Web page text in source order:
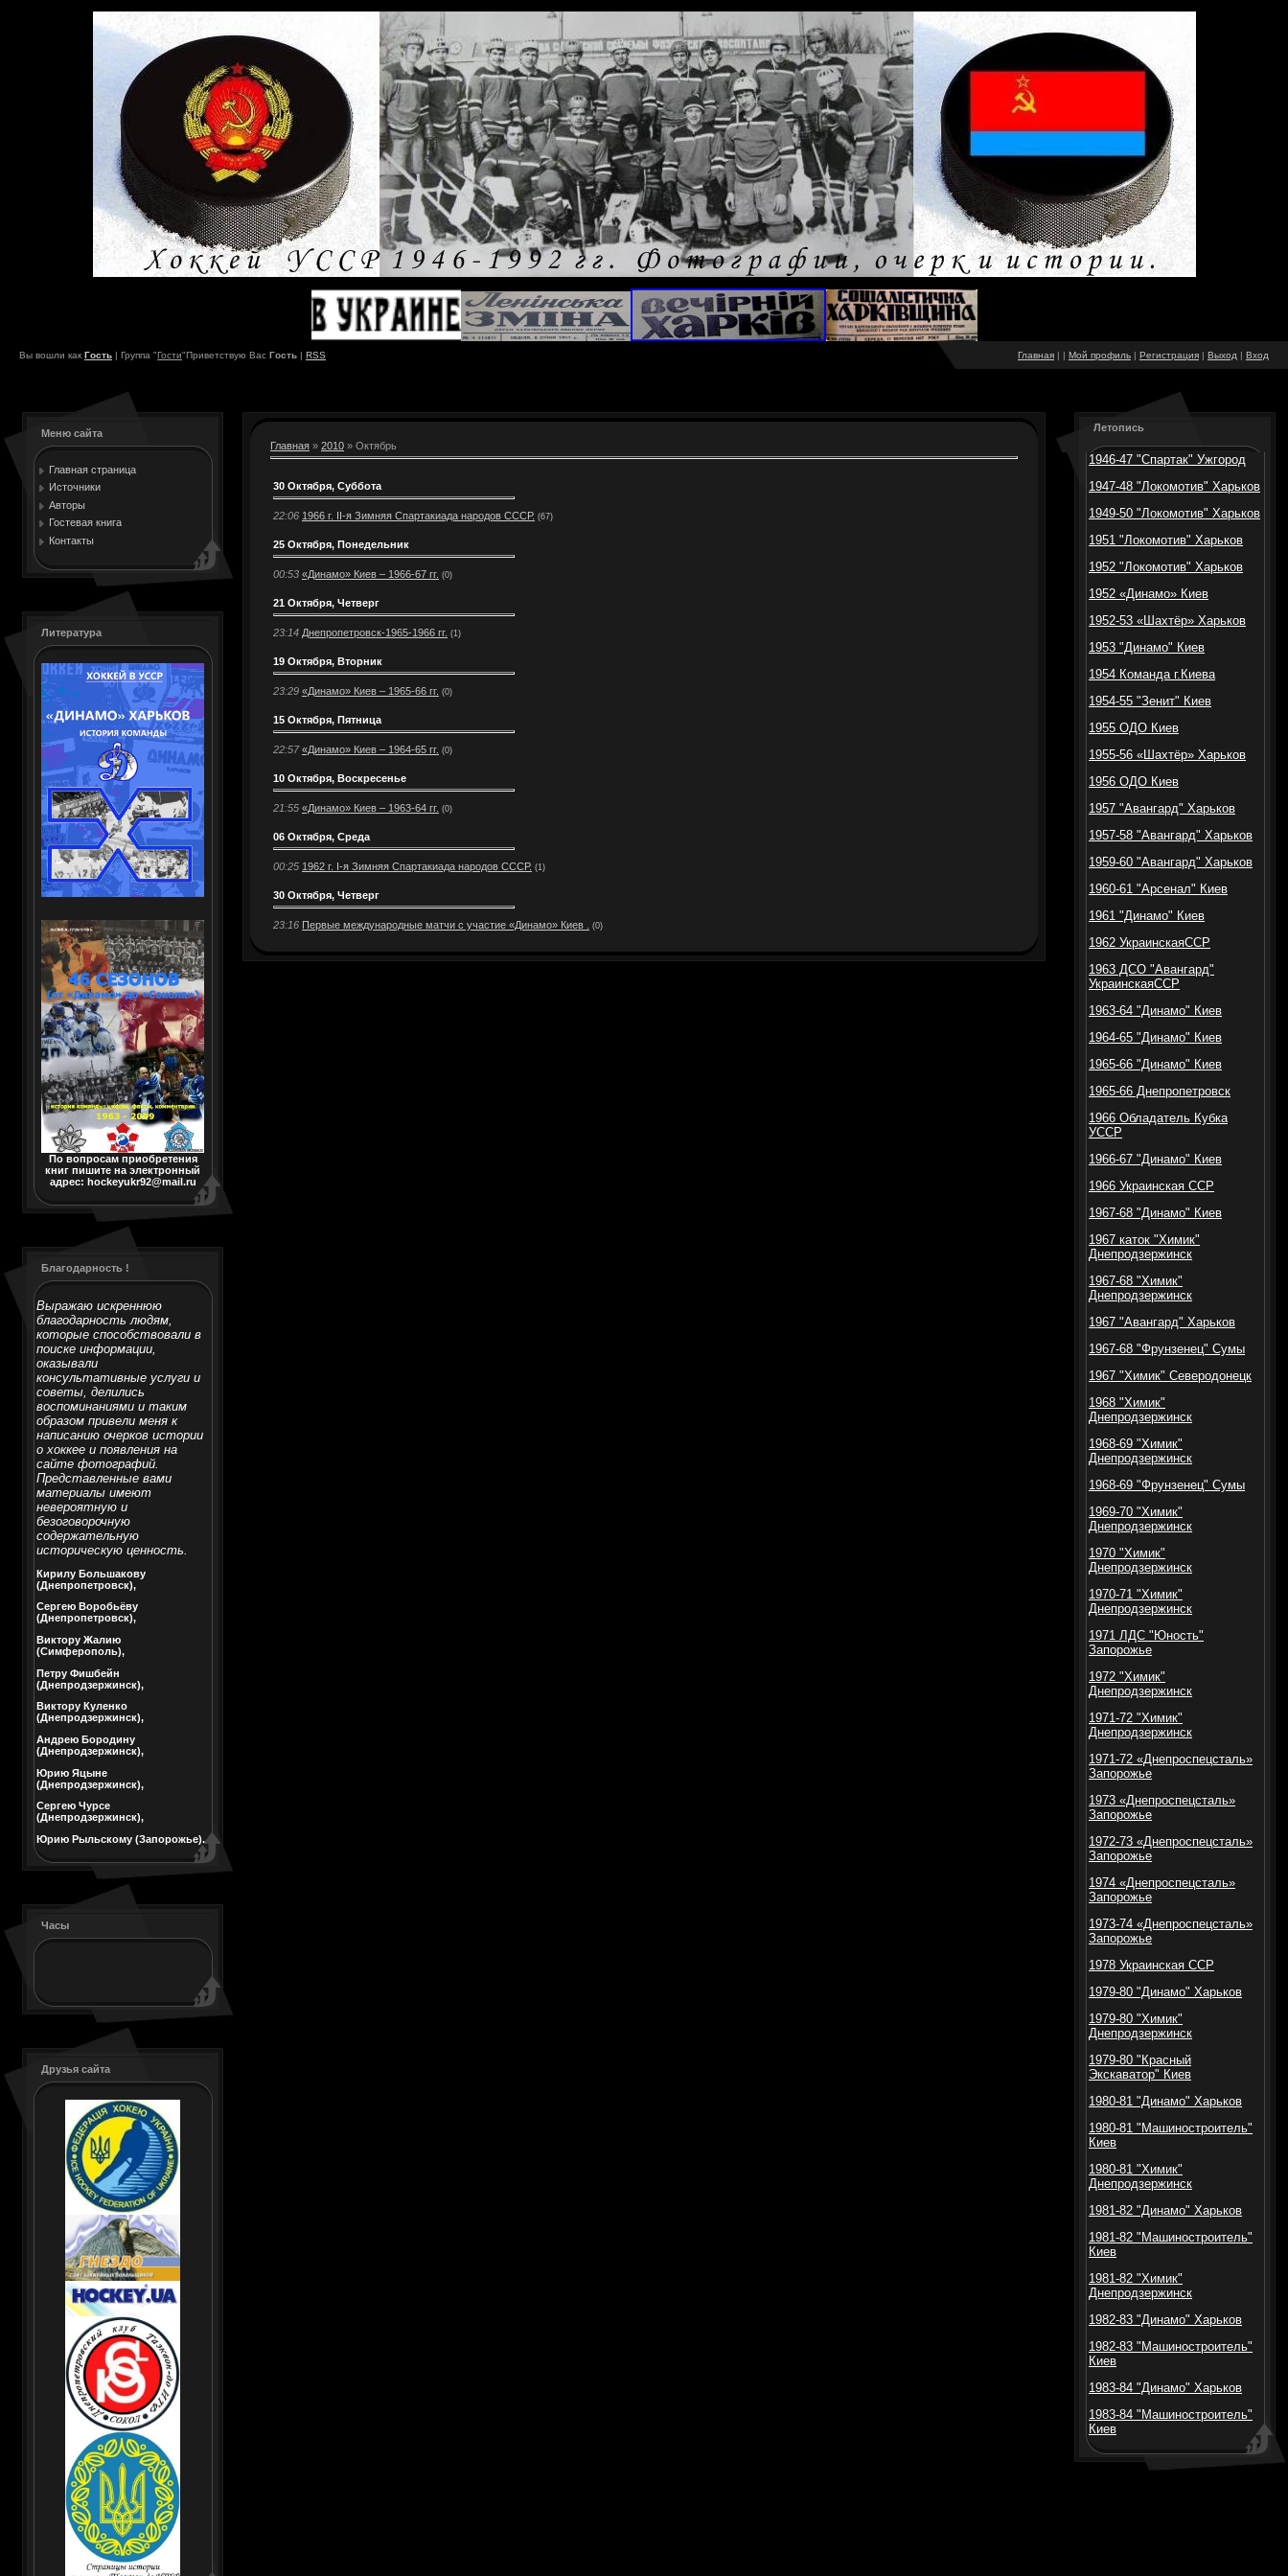
Вы вошли как Гость | Группа "Гости"Приветствую Вас Гость | RSS Главная | | Мой профиль | Регистрация | Выход | Вход
Меню сайта
Главная страница
Источники
Авторы
Гостевая книга
Контакты
Литература
По вопросам приобретения
книг пишите на электронный
адрес: hockeyukr92@mail.ru
Благодарность !
Выражаю искреннюю
благодарность людям,
которые способствовали в
поиске информации,
оказывали
консультативные услуги и
советы, делились
воспоминаниями и таким
образом привели меня к
написанию очерков истории
о хоккее и появления на
сайте фотографий.
Представленные вами
материалы имеют
невероятную и
безоговорочную
содержательную
историческую ценность.
Кирилу Большакову
(Днепропетровск),
Сергею Воробьёву
(Днепропетровск),
Виктору Жалию
(Симферополь),
Петру Фишбейн
(Днепродзержинск),
Виктору Куленко
(Днепродзержинск),
Андрею Бородину
(Днепродзержинск),
Юрию Яцыне
(Днепродзержинск),
Сергею Чурсе
(Днепродзержинск),
Юрию Рыльскому (Запорожье).
Часы
Друзья сайта
Главная » 2010 » Октябрь
30 Октября, Суббота
22:06 1966 г. II-я Зимняя Спартакиада народов СССР. (67)
25 Октября, Понедельник
00:53 «Динамо» Киев – 1966-67 гг. (0)
21 Октября, Четверг
23:14 Днепропетровск-1965-1966 гг. (1)
19 Октября, Вторник
23:29 «Динамо» Киев – 1965-66 гг. (0)
15 Октября, Пятница
22:57 «Динамо» Киев – 1964-65 гг. (0)
10 Октября, Воскресенье
21:55 «Динамо» Киев – 1963-64 гг. (0)
06 Октября, Среда
00:25 1962 г. I-я Зимняя Спартакиада народов СССР. (1)
30 Октября, Четверг
23:16 Первые международные матчи с участие «Динамо» Киев . (0)
Летопись
1946-47 "Спартак" Ужгород
1947-48 "Локомотив" Харьков
1949-50 "Локомотив" Харьков
1951 "Локомотив" Харьков
1952 "Локомотив" Харьков
1952 «Динамо» Киев
1952-53 «Шахтёр» Харьков
1953 "Динамо" Киев
1954 Команда г.Киева
1954-55 "Зенит" Киев
1955 ОДО Киев
1955-56 «Шахтёр» Харьков
1956 ОДО Киев
1957 "Авангард" Харьков
1957-58 "Авангард" Харьков
1959-60 "Авангард" Харьков
1960-61 "Арсенал" Киев
1961 "Динамо" Киев
1962 УкраинскаяССР
1963 ДСО "Авангард"
УкраинскаяССР
1963-64 "Динамо" Киев
1964-65 "Динамо" Киев
1965-66 "Динамо" Киев
1965-66 Днепропетровск
1966 Обладатель Кубка
УССР
1966-67 "Динамо" Киев
1966 Украинская ССР
1967-68 "Динамо" Киев
1967 каток "Химик"
Днепродзержинск
1967-68 "Химик"
Днепродзержинск
1967 "Авангард" Харьков
1967-68 "Фрунзенец" Сумы
1967 "Химик" Северодонецк
1968 "Химик"
Днепродзержинск
1968-69 "Химик"
Днепродзержинск
1968-69 "Фрунзенец" Сумы
1969-70 "Химик"
Днепродзержинск
1970 "Химик"
Днепродзержинск
1970-71 "Химик"
Днепродзержинск
1971 ЛДС "Юность"
Запорожье
1972 "Химик"
Днепродзержинск
1971-72 "Химик"
Днепродзержинск
1971-72 «Днепроспецсталь»
Запорожье
1973 «Днепроспецсталь»
Запорожье
1972-73 «Днепроспецсталь»
Запорожье
1974 «Днепроспецсталь»
Запорожье
1973-74 «Днепроспецсталь»
Запорожье
1978 Украинская ССР
1979-80 "Динамо" Харьков
1979-80 "Химик"
Днепродзержинск
1979-80 "Красный
Экскаватор" Киев
1980-81 "Динамо" Харьков
1980-81 "Машиностроитель"
Киев
1980-81 "Химик"
Днепродзержинск
1981-82 "Динамо" Харьков
1981-82 "Машиностроитель"
Киев
1981-82 "Химик"
Днепродзержинск
1982-83 "Динамо" Харьков
1982-83 "Машиностроитель"
Киев
1983-84 "Динамо" Харьков
1983-84 "Машиностроитель"
Киев